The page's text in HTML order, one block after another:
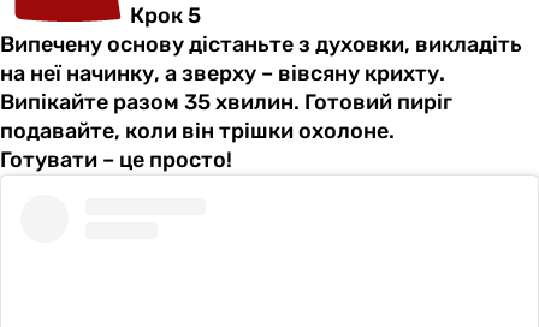
Крок 5
Випечену основу дістаньте з духовки, викладіть
на неї начинку, а зверху – вівсяну крихту.
Випікайте разом 35 хвилин. Готовий пиріг
подавайте, коли він трішки охолоне.
Готувати – це просто!